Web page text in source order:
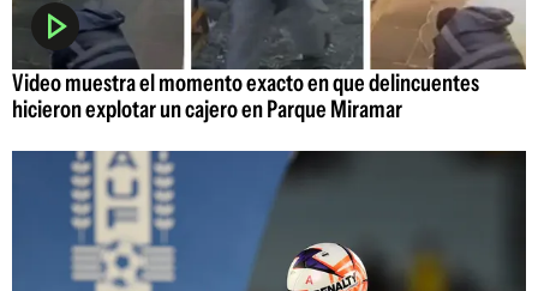
Video muestra el momento exacto en que delincuentes
hicieron explotar un cajero en Parque Miramar